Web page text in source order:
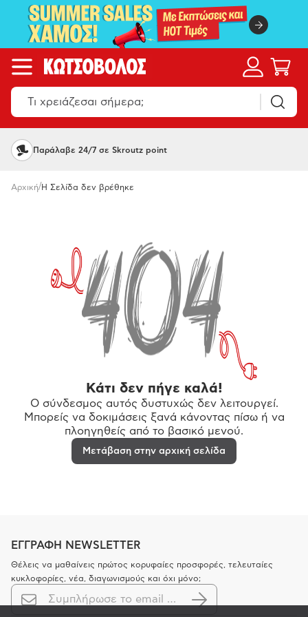
Παράλαβε 24/7 σε Skroutz point
Αρχική/Η Σελίδα δεν βρέθηκε
Κάτι δεν πήγε καλά!
Ο σύνδεσμος αυτός δυστυχώς δεν λειτουργεί.
Μπορείς να δοκιμάσεις ξανά κάνοντας πίσω ή να
πλοηγηθείς από το βασικό μενού.
Μετάβαση στην αρχική σελίδα
ΕΓΓΡΑΦΗ NEWSLETTER
Θέλεις να μαθαίνεις πρώτος κορυφαίες προσφορές, τελευταίες
κυκλοφορίες, νέα, διαγωνισμούς και όχι μόνο;